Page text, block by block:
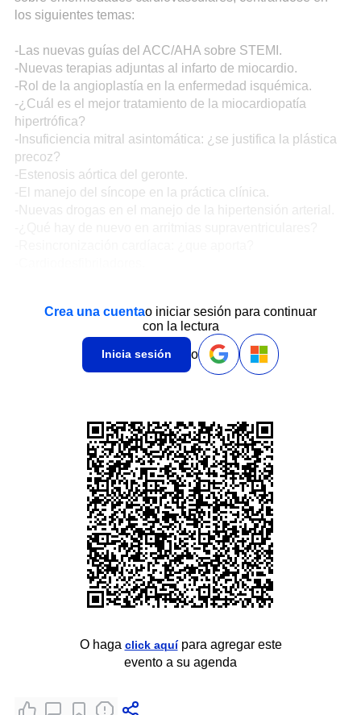
los siguientes temas:
-Las nuevas guías del ACC/AHA sobre STEMI.
-Nuevas terapias adjuntas al infarto de miocardio.
-Rol de la angioplastía en la enfermedad isquémica.
-¿Cuál es el mejor tratamiento de la miocardiopatía
hipertrófica?
-Insuficiencia mitral asintomática: ¿se justifica la plástica
precoz?
-Estenosis aórtica del geronte.
-El manejo del síncope en la práctica clínica.
Crea una cuentao iniciar sesión para continuar
con la lectura
Inicia sesión o
O haga click aquípara agregar este
evento a su agenda